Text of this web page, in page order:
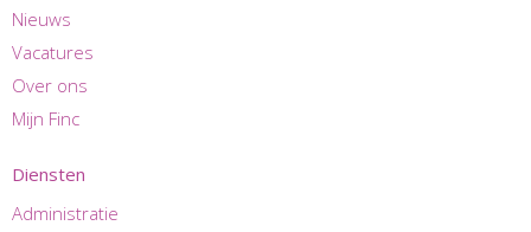
Nieuws
Vacatures
Over ons
Mijn Finc
Diensten
Administratie